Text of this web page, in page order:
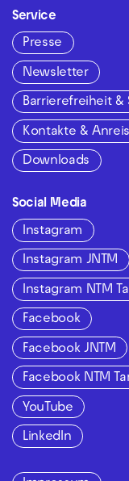
Service
Presse
Newsletter
Barrierefreiheit &
Kontakte &
Downloads
Social Media
Instagram
Instagram JNTM
Instagram NTM
Facebook
Facebook JNTM
Facebook NTM
YouTube
LinkedIn